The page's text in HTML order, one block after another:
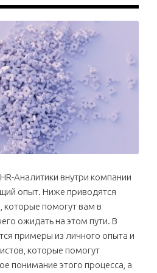
Аналитики внутри компании
опыт. Ниже приводятся
которые помогут вам в
ожидать на этом пути. В
примеры из личного опыта и
которые помогут
понимание этого процесса, а